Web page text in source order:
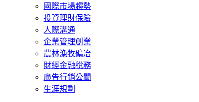
國際市場趨勢
投資理財保險
人際溝通
企業管理創業
農林漁牧礦冶
財經金融稅務
廣告行銷公關
生涯規劃